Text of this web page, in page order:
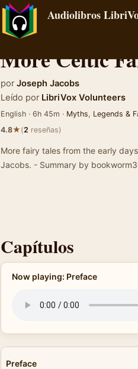
Audiolibros
More Celtic
por Joseph Jacobs
Leído por LibriVox Volunteers
English · 6h 45m · Myths, Legends &
4.8★(2 reseñas)
More fairy tales from the early
Jacobs. - Summary by
Capítulos
Now playing: Preface
Preface